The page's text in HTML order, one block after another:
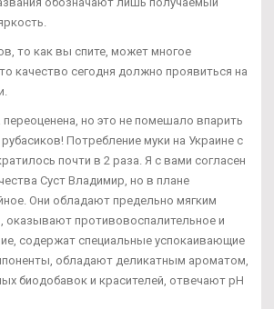
то как вы спите, может многое
качество сегодня должно проявиться на
но это не помешало впарить
Потребление муки на Украине с
почти в 2 раза. Я с вами согласен
Суст Владимир, но в плане
Они обладают предельно мягким
противовоспалительное и
содержат специальные успокаивающие
обладают деликатным ароматом,
биодобавок и красителей, отвечают рН